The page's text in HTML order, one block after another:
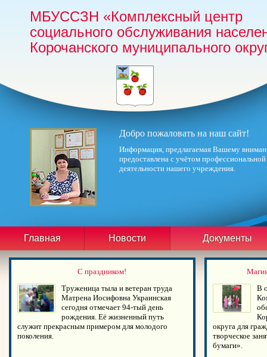
МБУССЗН «Комплексный центр
социального обслуживания
Корочанского муниципального
Добро пожаловать на наш сайт!
Информация, предлагаемая Вашему
предоставлена с учётом
деятельности нашего учреждения.
Главная Новости Документы
С праздником!
Труженица тыла и ветеран труда
Матрена Иосифовна Украинская
сегодня отмечает 94-тый день
рождения. Её жизненный путь
служит прекрасным примером для молодого
поколения.
В
округа для
творческое
бумаги».